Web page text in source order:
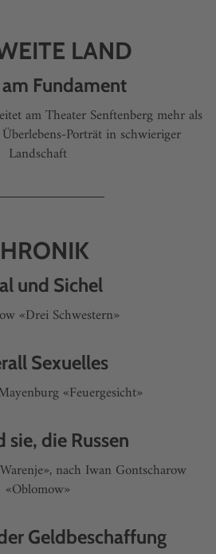
LAND
Fundament
am Theater Senftenberg mehr als
Porträt in schwieriger
Landschaft
und Sichel
«Drei Schwestern»
Sexuelles
«Feuergesicht»
sie, die Russen
nach Iwan Gontscharow
«Oblomow»
Geldbeschaffung